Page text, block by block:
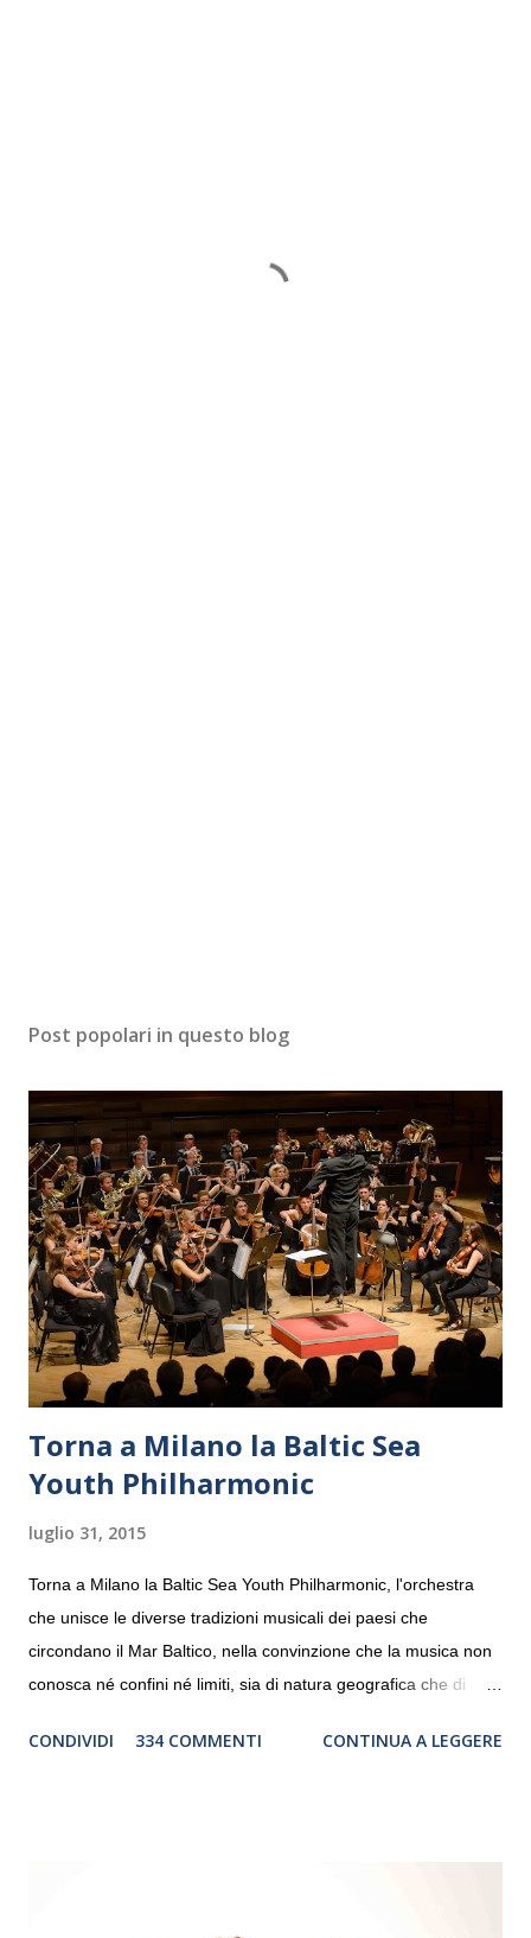
Post popolari in questo blog
Torna a Milano la Baltic Sea
Youth Philharmonic
luglio 31, 2015
Torna a Milano la Baltic Sea Youth Philharmonic, l'orchestra
che unisce le diverse tradizioni musicali dei paesi che
circondano il Mar Baltico, nella convinzione che la musica non
conosca né confini né limiti, sia di natura geografica che di
debutterà il 10 settembre a Heiden, in Germania, e toccherà, in
CONDIVIDI 334 COMMENTI CONTINUA A LEGGERE